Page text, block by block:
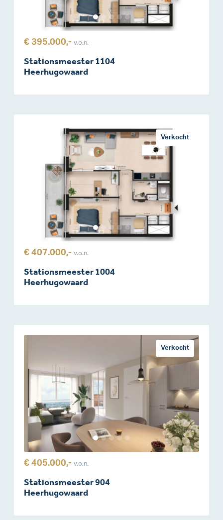
€ 395.000,- v.o.n.
Stationsmeester 1104
Heerhugowaard
Verkocht
€ 407.000,- v.o.n.
Stationsmeester 1004
Heerhugowaard
Verkocht
€ 405.000,- v.o.n.
Stationsmeester 904
Heerhugowaard